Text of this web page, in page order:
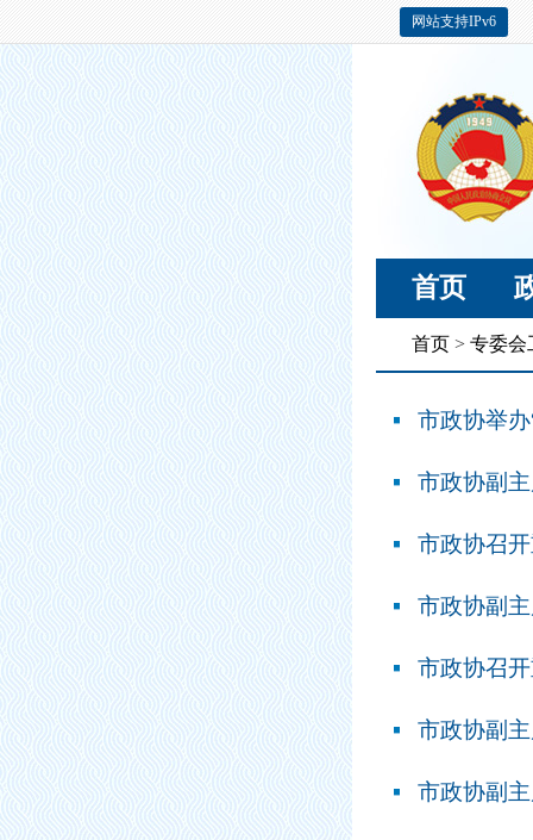
网站支持IPv6
首页
首页 > 专委会
市政协举
市政协副
市政协召
市政协副
市政协召
市政协副
市政协副